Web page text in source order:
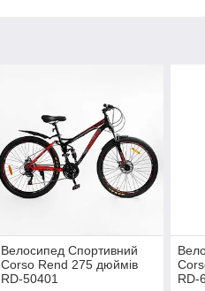
Велосипед Спортивний
Corso Rend 275 дюймів
RD-50401
RD-